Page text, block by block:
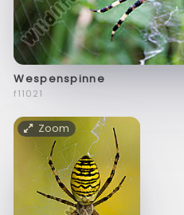
Wespenspinne
f11021
Zoom